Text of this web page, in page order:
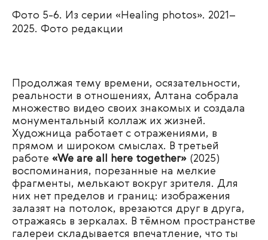
Фото 5-6. Из серии «Healing photos». 2021–
2025. Фото редакции
Продолжая тему времени, осязательности,
реальности в отношениях, Алтана собрала
множество видео своих знакомых и создала
монументальный коллаж их жизней.
Художница работает с отражениями, в
прямом и широком смыслах. В третьей
работе «We are all here together» (2025)
воспоминания, порезанные на мелкие
фрагменты, мелькают вокруг зрителя. Для
них нет пределов и границ: изображения
залазят на потолок, врезаются друг в друга,
отражаясь в зеркалах. В тёмном пространстве
галереи складывается впечатление, что ты